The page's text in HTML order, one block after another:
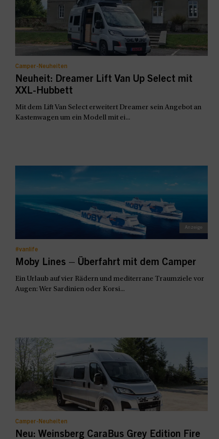
Camper-Neuheiten
Neuheit: Dreamer Lift Van Up Select mit
XXL-Hubbett
Mit dem Lift Van Select erweitert Dreamer sein Angebot an
Kastenwagen um ein Modell mit ei...
#vanlife
Moby Lines – Überfahrt mit dem Camper
Ein Urlaub auf vier Rädern und mediterrane Traumziele vor
Augen: Wer Sardinien oder Korsi...
Camper-Neuheiten
Neu: Weinsberg CaraBus Grey Edition Fire